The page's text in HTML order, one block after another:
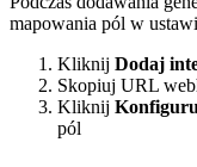
mapowania pól w
Kliknij Dodaj
Skopiuj URL
Kliknij
pól